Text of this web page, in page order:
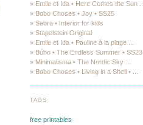
» Emile et Ida • Here Comes the Sun ...
» Bobo Choses • Joy • SS25
» Sebra • Interior for kids
» Stapelstein Original
» Emile et Ida • Pauline à la plage ...
» Búho • The Endless Summer • SS23
» Minimalisma • The Nordic Sky ...
» Bobo Choses • Living in a Shell • ...
TAGS
free printables